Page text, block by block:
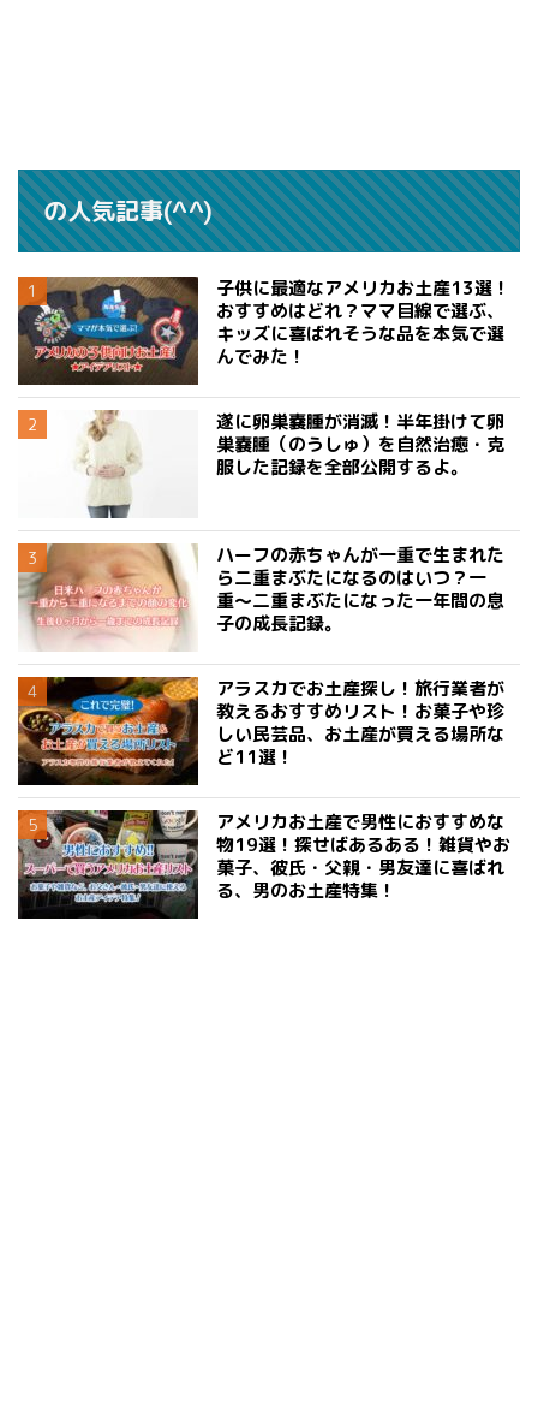
の人気記事(^^)
子供に最適なアメリカお土産13選！
おすすめはどれ？ママ目線で選ぶ、
キッズに喜ばれそうな品を本気で選
んでみた！
遂に卵巣嚢腫が消滅！半年掛けて卵
巣嚢腫（のうしゅ）を自然治癒・克
服した記録を全部公開するよ。
ハーフの赤ちゃんが一重で生まれた
ら二重まぶたになるのはいつ？一
重〜二重まぶたになった一年間の息
子の成長記録。
アラスカでお土産探し！旅行業者が
教えるおすすめリスト！お菓子や珍
しい民芸品、お土産が買える場所な
ど11選！
アメリカお土産で男性におすすめな
物19選！探せばあるある！雑貨やお
菓子、彼氏・父親・男友達に喜ばれ
る、男のお土産特集！